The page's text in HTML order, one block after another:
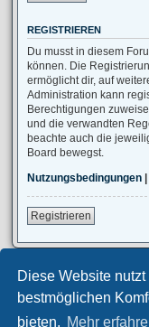
Diese Website
bestmöglichen
bieten. Mehr
REGISTRIEREN
Du musst in diesem
können. Die
ermöglicht dir, auf
Administration kann
Berechtigungen
und die verwandten
beachte auch die
Board bewegst.
Nutzungsbedingungen |
Registrieren
Foren-Übersicht